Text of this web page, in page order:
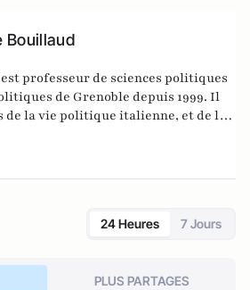
Bouillaud
est professeur de sciences politiques
de Grenoble depuis 1999. Il
de la vie politique italienne, et de la
en particulier sous l’angle des
24 Heures 7 Jours
PLUS PARTAGES